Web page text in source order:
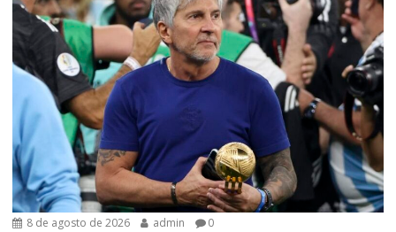
8 de agosto de 2026 admin 0